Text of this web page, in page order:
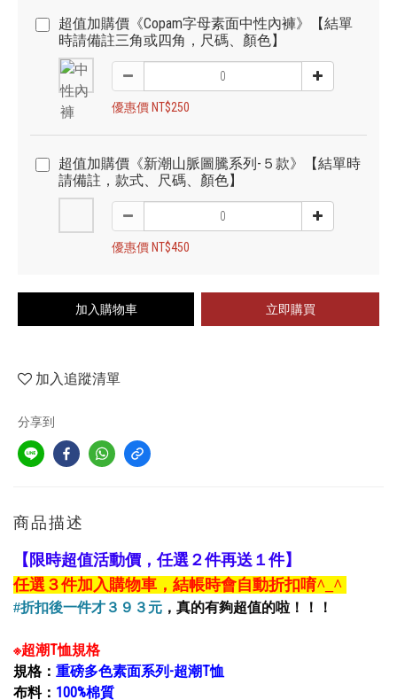
超值加購價《Copam字母素面中性內褲》【結單
時請備註三角或四角，尺碼、顏色】
優惠價 NT$250
超值加購價《新潮山脈圖騰系列-５款》【結單時
請備註，款式、尺碼、顏色】
優惠價 NT$450
加入購物車 立即購買
加入追蹤清單
分享到
商品描述
【限時超值活動價，任選２件再送１件】
任選３件加入購物車，結帳時會自動折扣唷^_^
#折扣後一件才３９３元 ，真的有夠超值的啦！！！
※超潮T恤規格
規格： 重磅多色素面系列-超潮T恤
布料： 100%棉質